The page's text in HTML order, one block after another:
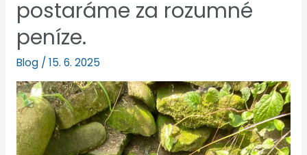
postaráme za rozumné
peníze.
Blog/ 15. 6. 2025